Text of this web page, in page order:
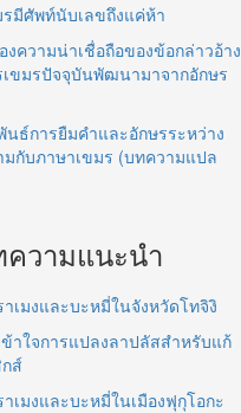
มีศัพท์นับเลขถึงแค่ห้า
งความน่าเชื่อถือของข้อกล่าวอ้าง
เขมรปัจจุบันพัฒนามาจากอักษร
นธ์การยืมคำและอักษรระหว่าง
กับภาษาเขมร (บทความแปล
วามแนะนำ
เมงและบะหมี่ในจังหวัดโทจิงิ
าใจการแปลงลาปลัสสำหรับแก้
ส์
เมงและบะหมี่ในเมืองฟุกุโอกะ